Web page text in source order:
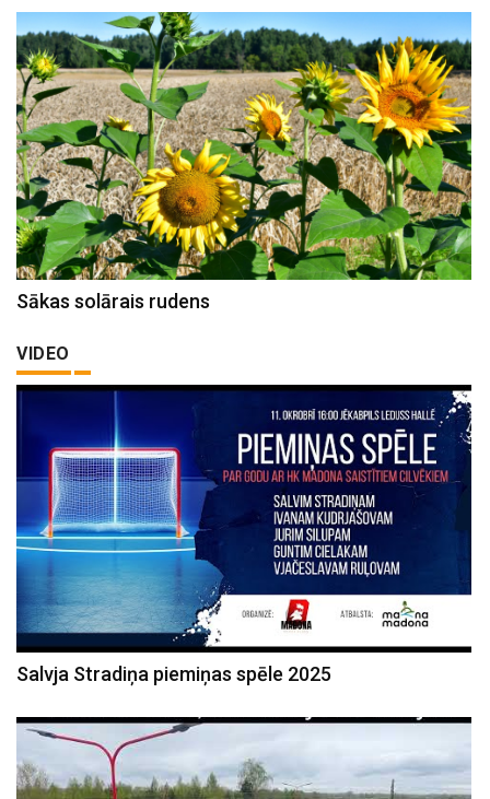
Sākas solārais rudens
VIDEO
Salvja Stradiņa piemiņas spēle 2025